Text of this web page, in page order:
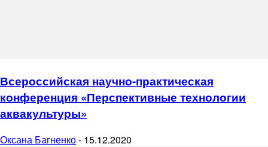
Всероссийская научно-практическая
конференция «Перспективные технологии
аквакультуры»
Оксана Багненко- 15.12.2020